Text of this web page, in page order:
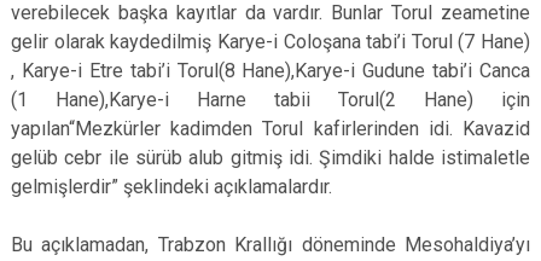
verebilecek başka kayıtlar da vardır. Bunlar Torul zeametine
gelir olarak kaydedilmiş Karye-i Coloşana tabi’i Torul (7 Hane)
, Karye-i Etre tabi’i Torul(8 Hane),Karye-i Gudune tabi’i Canca
(1 Hane),Karye-i Harne tabii Torul(2 Hane) için
yapılan“Mezkürler kadimden Torul kafirlerinden idi. Kavazid
gelüb cebr ile sürüb alub gitmiş idi. Şimdiki halde istimaletle
gelmişlerdir” şeklindeki açıklamalardır.
Bu açıklamadan, Trabzon Krallığı döneminde Mesohaldiya’yı